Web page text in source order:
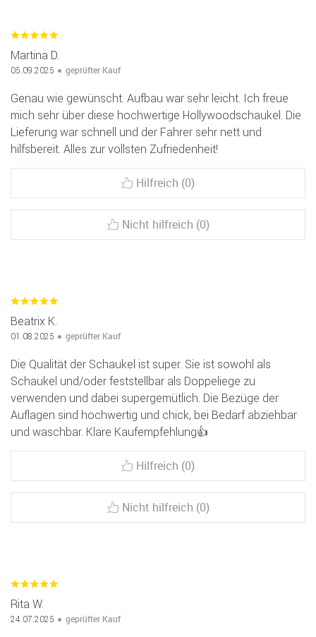
Martina D.
05.09.2025 geprüfter Kauf
Genau wie gewünscht. Aufbau war sehr leicht. Ich freue
mich sehr über diese hochwertige Hollywoodschaukel. Die
Lieferung war schnell und der Fahrer sehr nett und
hilfsbereit. Alles zur vollsten Zufriedenheit!
Hilfreich (0)
Nicht hilfreich (0)
Beatrix K.
01.08.2025 geprüfter Kauf
Die Qualität der Schaukel ist super. Sie ist sowohl als
Schaukel und/oder feststellbar als Doppeliege zu
verwenden und dabei supergemütlich. Die Bezüge der
Auflagen sind hochwertig und chick, bei Bedarf abziehbar
und waschbar. Klare Kaufempfehlung👍
Hilfreich (0)
Nicht hilfreich (0)
Rita W.
24.07.2025 geprüfter Kauf